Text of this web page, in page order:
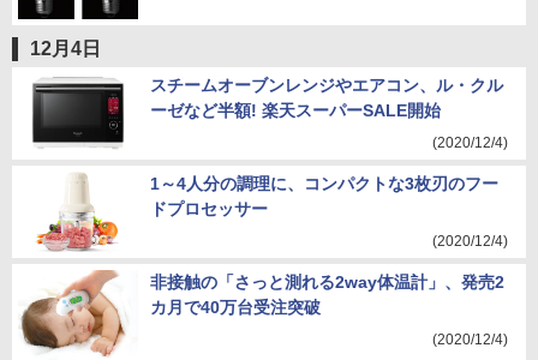
12月4日
スチームオーブンレンジやエアコン、ル・クル
ーゼなど半額! 楽天スーパーSALE開始
(2020/12/4)
1～4人分の調理に、コンパクトな3枚刃のフー
ドプロセッサー
(2020/12/4)
非接触の「さっと測れる2way体温計」、発売2
カ月で40万台受注突破
(2020/12/4)